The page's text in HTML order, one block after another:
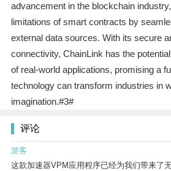
advancement in the blockchain
limitations of smart contracts by
external data sources. With its secure
connectivity, ChainLink has the
of real-world applications, promising a
technology can transform industries in
imagination.#3#
评论
游客
这款加速器VPM应用程序已经为我们带来了